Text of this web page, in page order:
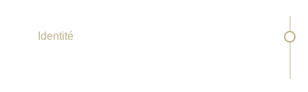
Identité